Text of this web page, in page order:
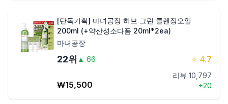
[단독기획] 마녀공장 허브 그린 클렌징오일
200ml (+약산성소다폼 20ml*2ea)
마녀공장
22위 ▲ 66 ⭐ 4.7
₩15,500
리뷰 10,797
+20